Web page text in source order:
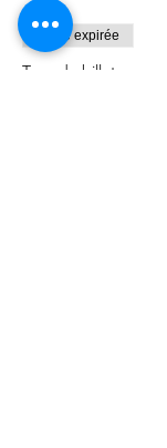
Vente expirée
Type de billet